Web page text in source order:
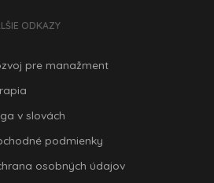
ODKAZY
pre manažment
v slovách
podmienky
osobných údajov